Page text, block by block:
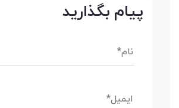
پیام بگذارید